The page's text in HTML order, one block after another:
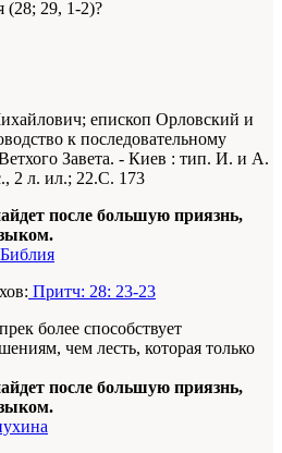
(28; 29, 1-2)?
епископ Орловский и
к последовательному
Завета. - Киев : тип. И. и А.
2 л. ил.; 22.С. 173
после большую приязнь,
Притч: 28: 23-23
более способствует
чем лесть, которая только
после большую приязнь,